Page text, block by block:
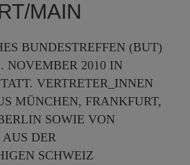
MAIN
BUNDESTREFFEN (BUT)
NOVEMBER 2010 IN
VERTRETER_INNEN
MÜNCHEN, FRANKFURT,
SOWIE VON
DER
SCHWEIZ